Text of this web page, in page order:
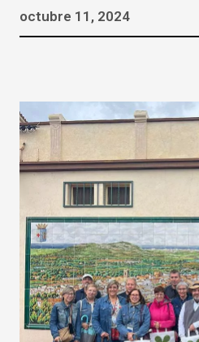
octubre 11, 2024